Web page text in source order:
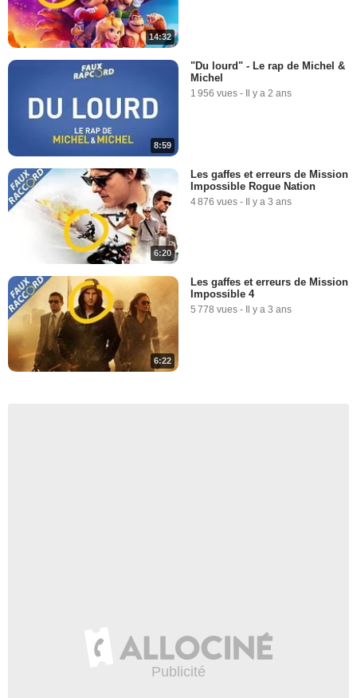
14:32
8:59
"Du lourd" - Le rap de Michel &
Michel
1 956 vues - Il y a 2 ans
6:20
Les gaffes et erreurs de Mission
Impossible Rogue Nation
4 876 vues - Il y a 3 ans
6:22
Les gaffes et erreurs de Mission
Impossible 4
5 778 vues - Il y a 3 ans